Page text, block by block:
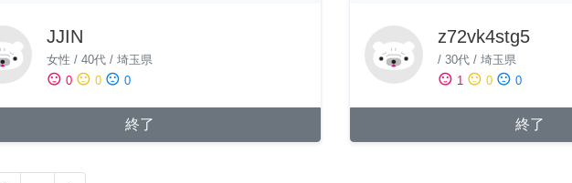
JJIN
女性 / 40代 / 埼玉県
sentiment_satisfied 0 sentiment_neutral 0 sentiment_dissatisfied 0
終了
z72vk4stg5
/ 30代/ 埼玉県
sentiment_satisfied 1 sentiment_neutral 0 sentiment_dissatisfied 0
終了